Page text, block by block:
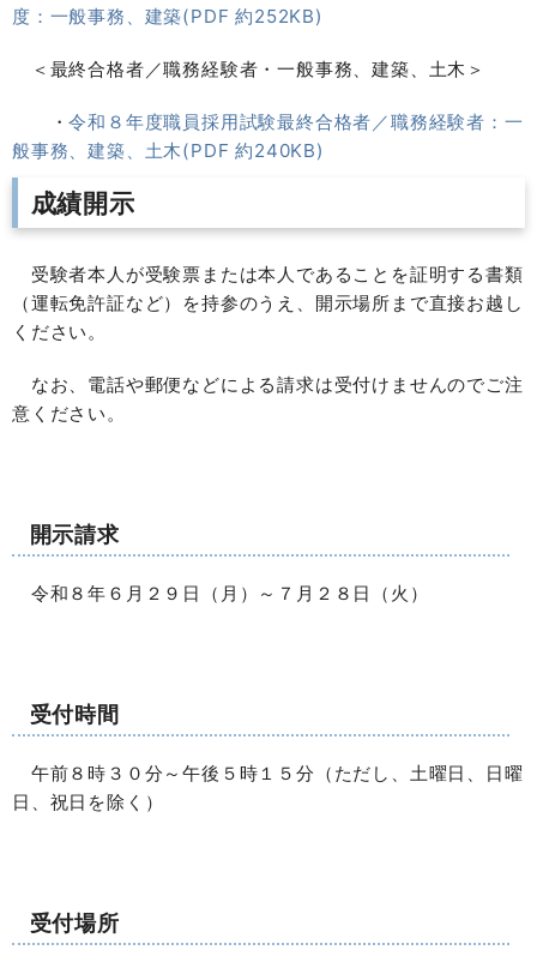
度：一般事務、建築(PDF 約252KB)
＜最終合格者／職務経験者・一般事務、建築、土木＞
・令和８年度職員採用試験最終合格者／職務経験者：一
般事務、建築、土木(PDF 約240KB)
成績開示
受験者本人が受験票または本人であることを証明する書類
（運転免許証など）を持参のうえ、開示場所まで直接お越し
ください。
なお、電話や郵便などによる請求は受付けませんのでご注
意ください。
開示請求
令和８年６月２９日（月）～７月２８日（火）
受付時間
午前８時３０分～午後５時１５分（ただし、土曜日、日曜
日、祝日を除く）
受付場所